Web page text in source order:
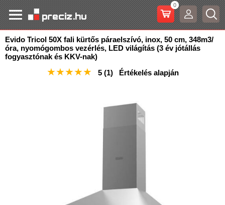
0
Evido Tricol 50X fali kürtős páraelszívó, inox, 50 cm, 348m3/
óra, nyomógombos vezérlés, LED világítás (3 év jótállás
fogyasztónak és KKV-nak)
★★★★★ 5 (1)Értékelés alapján